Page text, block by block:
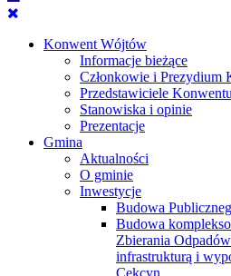
Konwent Wójtów
Informacje bieżące
Członkowie i Prezydium
Przedstawiciele
Stanowiska i opinie
Prezentacje
Gmina
Aktualności
O gminie
Inwestycje
Budowa
Budowa
Zbierania
infrastrukturą i
Cekcyn